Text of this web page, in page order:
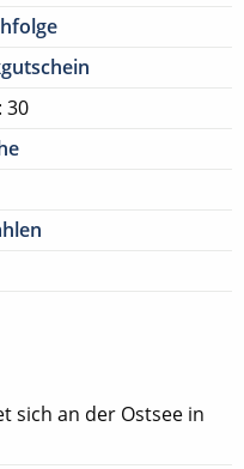
30
sich an der Ostsee in